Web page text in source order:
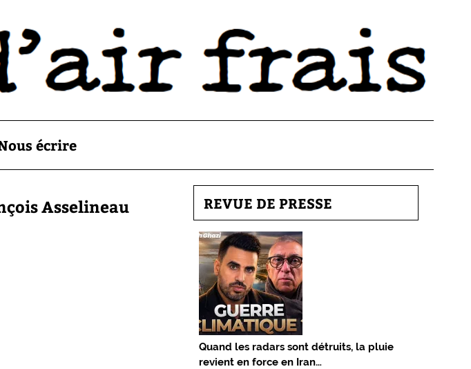
écrire
Asselineau REVUE DE PRESSE
Quand les radars sont détruits, la pluie
revient en force en Iran…